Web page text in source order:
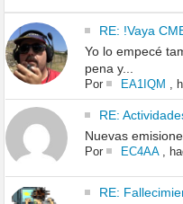
RE: !Vaya
Yo lo empecé
pena y...
Por EA1IQM
RE:
Nuevas
Por EC4AA,
RE: